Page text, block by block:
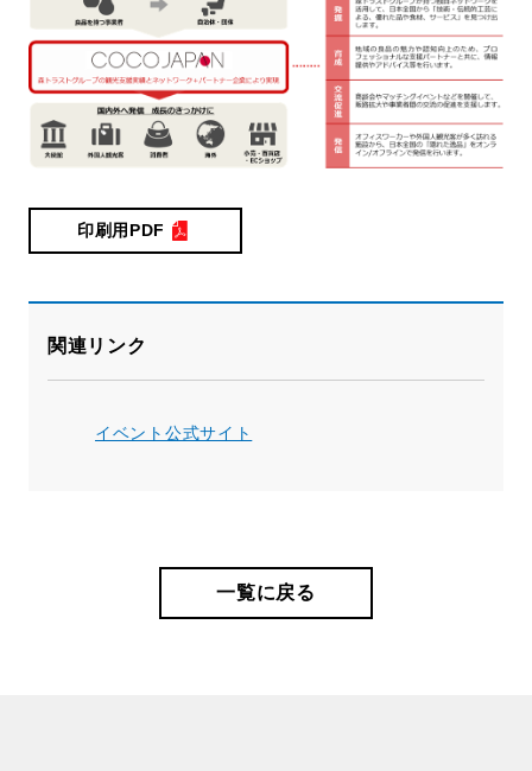
印刷用PDF
関連リンク
イベント公式サイト
一覧に戻る